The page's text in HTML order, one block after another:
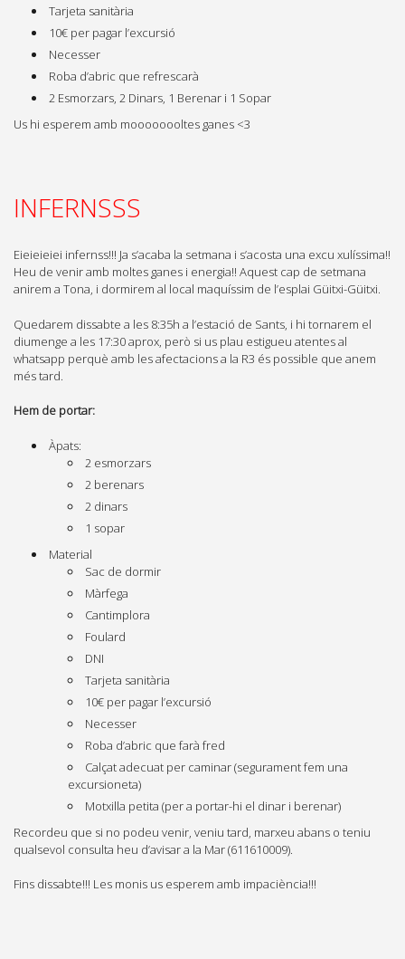
Tarjeta sanitària
10€ per pagar l’excursió
Necesser
Roba d’abric que refrescarà
2 Esmorzars, 2 Dinars, 1 Berenar i 1 Sopar
Us hi esperem amb moooooooltes ganes <3
INFERNSSS
Eieieieiei infernss!!! Ja s’acaba la setmana i s’acosta una excu xulíssima!!
Heu de venir amb moltes ganes i energia!! Aquest cap de setmana
anirem a Tona, i dormirem al local maquíssim de l’esplai Güitxi-Güitxi.
Quedarem dissabte a les 8:35h a l’estació de Sants, i hi tornarem el
diumenge a les 17:30 aprox, però si us plau estigueu atentes al
whatsapp perquè amb les afectacions a la R3 és possible que anem
més tard.
Hem de portar:
Àpats:
2 esmorzars
2 berenars
2 dinars
1 sopar
Material
Sac de dormir
Màrfega
Cantimplora
Foulard
DNI
Tarjeta sanitària
10€ per pagar l’excursió
Necesser
Roba d’abric que farà fred
Calçat adecuat per caminar (segurament fem una
excursioneta)
Motxilla petita (per a portar-hi el dinar i berenar)
Recordeu que si no podeu venir, veniu tard, marxeu abans o teniu
qualsevol consulta heu d’avisar a la Mar (611610009).
Fins dissabte!!! Les monis us esperem amb impaciència!!!